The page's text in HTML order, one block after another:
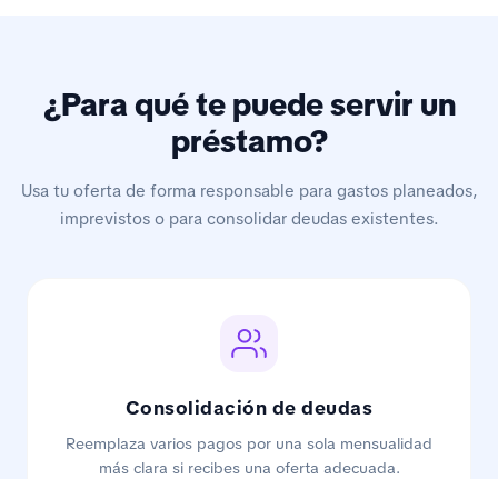
¿Para qué te puede servir un
préstamo?
Usa tu oferta de forma responsable para gastos planeados,
imprevistos o para consolidar deudas existentes.
Consolidación de deudas
Reemplaza varios pagos por una sola mensualidad
más clara si recibes una oferta adecuada.